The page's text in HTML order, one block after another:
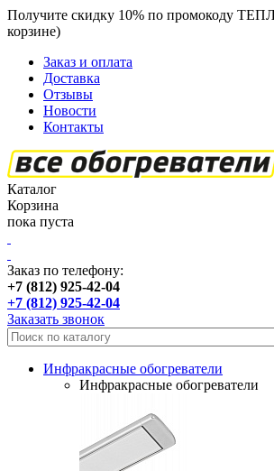
Получите скидку 10% по промокоду
корзине)
Заказ и оплата
Доставка
Отзывы
Новости
Контакты
Каталог
Корзина
пока пуста
Заказ по телефону:
+7 (812) 925-42-04
+7 (812) 925-42-04
Заказать звонок
Инфракрасные обогреватели
Инфракрасные обогреватели